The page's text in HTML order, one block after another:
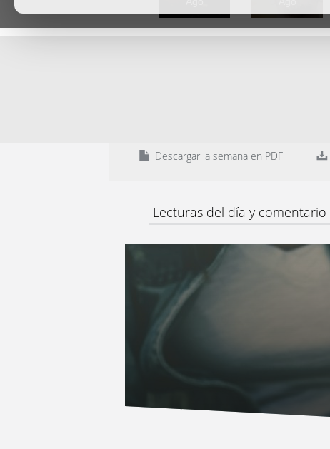
Descargar la semana en PDF
Lecturas del día y comentario